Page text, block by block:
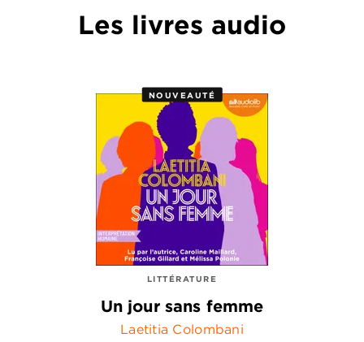
Les livres audio
NOUVEAUTÉ
LITTÉRATURE
Un jour sans femme
Laetitia Colombani